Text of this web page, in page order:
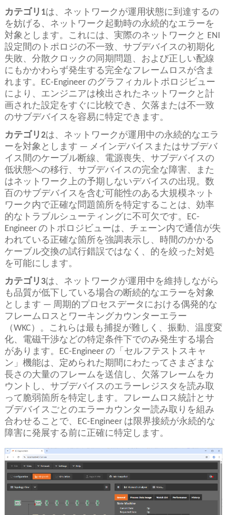
カテゴリ1は、ネットワークが運用状態に到達するの
を妨げる、ネットワーク起動時の永続的なエラーを
対象とします。これには、実際のネットワークと ENI
設定間のトポロジの不一致、サブデバイスの初期化
失敗、分散クロックの同期問題、および正しい配線
にもかかわらず発生する完全なフレームロスが含ま
れます。EC-Engineer のグラフィカルトポロジビュー
により、エンジニアは検出されたネットワークと計
画された設定をすぐに比較でき、欠落または不一致
のサブデバイスを容易に特定できます。
カテゴリ2は、ネットワークが運用中の永続的なエラ
ーを対象とします — メインデバイスまたはサブデバ
イス間のケーブル断線、電源喪失、サブデバイスの
低状態への移行、サブデバイスの完全な障害、また
はネットワーク上の予期しないデバイスの出現。数
百のサブデバイスを含む可能性のある大規模ネット
ワーク内で正確な問題箇所を特定することは、効率
的なトラブルシューティングに不可欠です。EC-
Engineer のトポロジビューは、チェーン内で通信が失
われている正確な箇所を強調表示し、時間のかかる
ケーブル交換の試行錯誤ではなく、的を絞った対処
を可能にします。
カテゴリ3は、ネットワークが運用中を維持しながら
も品質が低下している場合の断続的なエラーを対象
とします — 周期的プロセスデータにおける偶発的な
フレームロスとワーキングカウンターエラー
（WKC）。これらは最も捕捉が難しく、振動、温度変
化、電磁干渉などの特定条件下でのみ発生する場合
があります。EC-Engineer の「セルフテストスキャ
ン」機能は、定められた期間にわたってさまざまな
長さの大量のフレームを送信し、欠落フレームをカ
ウントし、サブデバイスのエラーレジスタを読み取
って脆弱箇所を特定します。フレームロス統計とサ
ブデバイスごとのエラーカウンター読み取りを組み
合わせることで、EC-Engineer は限界接続が永続的な
障害に発展する前に正確に特定します。